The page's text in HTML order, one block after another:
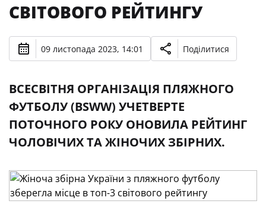
СВІТОВОГО РЕЙТИНГУ
09 листопада 2023, 14:01 Поділитися
ВСЕСВІТНЯ ОРГАНІЗАЦІЯ ПЛЯЖНОГО
ФУТБОЛУ (BSWW) УЧЕТВЕРТЕ
ПОТОЧНОГО РОКУ ОНОВИЛА РЕЙТИНГ
ЧОЛОВІЧИХ ТА ЖІНОЧИХ ЗБІРНИХ.